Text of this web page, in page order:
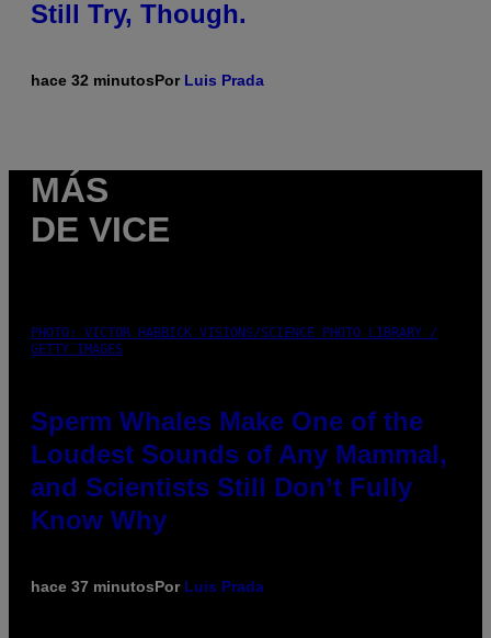
Still Try, Though.
hace 32 minutosPor Luis Prada
MÁS
DE VICE
PHOTO: VICTOR HABBICK VISIONS/SCIENCE PHOTO LIBRARY /
GETTY IMAGES
Sperm Whales Make One of the
Loudest Sounds of Any Mammal,
and Scientists Still Don’t Fully
Know Why
hace 37 minutosPor Luis Prada